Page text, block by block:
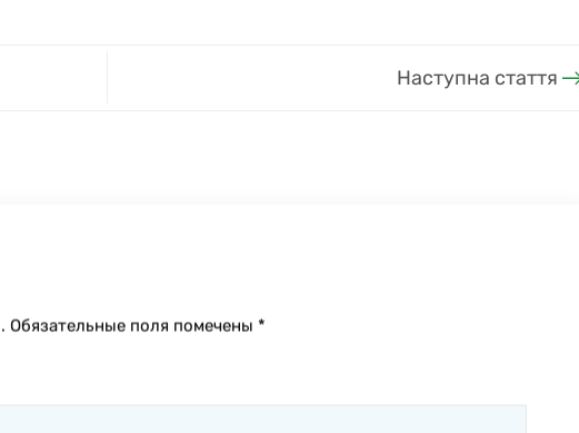
Наступна стаття
Обязательные поля помечены *